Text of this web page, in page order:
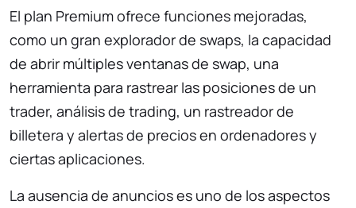
El plan Premium ofrece funciones mejoradas,
como un gran explorador de swaps, la capacidad
de abrir múltiples ventanas de swap, una
herramienta para rastrear las posiciones de un
trader, análisis de trading, un rastreador de
billetera y alertas de precios en ordenadores y
ciertas aplicaciones.
La ausencia de anuncios es uno de los aspectos